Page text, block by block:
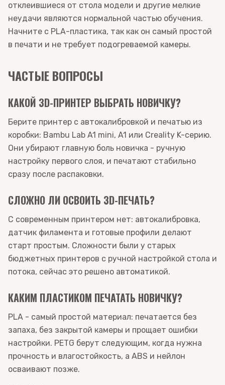
отклеившиеся от стола модели и другие мелкие
неудачи являются нормальной частью обучения.
Начните с PLA-пластика, так как он самый простой
в печати и не требует подогреваемой камеры.
ЧАСТЫЕ ВОПРОСЫ
КАКОЙ 3D-ПРИНТЕР ВЫБРАТЬ НОВИЧКУ?
Берите принтер с автокалибровкой и печатью из
коробки: Bambu Lab A1 mini, A1 или Creality K-серию.
Они убирают главную боль новичка - ручную
настройку первого слоя, и печатают стабильно
сразу после распаковки.
СЛОЖНО ЛИ ОСВОИТЬ 3D-ПЕЧАТЬ?
С современным принтером нет: автокалибровка,
датчик филамента и готовые профили делают
старт простым. Сложности были у старых
бюджетных принтеров с ручной настройкой стола и
потока, сейчас это решено автоматикой.
КАКИМ ПЛАСТИКОМ ПЕЧАТАТЬ НОВИЧКУ?
PLA - самый простой материал: печатается без
запаха, без закрытой камеры и прощает ошибки
настройки. PETG берут следующим, когда нужна
прочность и влагостойкость, а ABS и нейлон
осваивают позже.